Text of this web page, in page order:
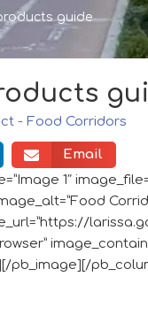
guide
- Food Corridors
Email
1″
pb_image][/